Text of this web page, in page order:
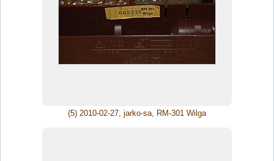
(5) 2010-02-27, jarko-sa, RM-301 Wilga